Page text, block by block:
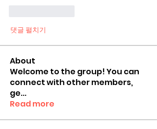
댓글 펼치기
About
Welcome to the group! You can
connect with other members,
ge...
Read more